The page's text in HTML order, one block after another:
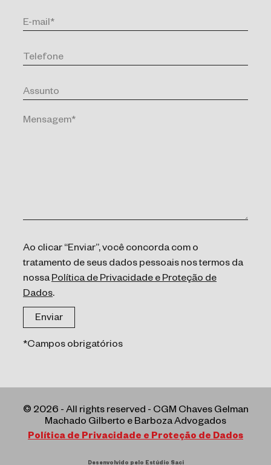
Ao clicar “Enviar”, você concorda com o
tratamento de seus dados pessoais nos termos da
nossaPolítica de Privacidade e Proteção de
Dados.
*Campos obrigatórios
© 2026 - All rights reserved - CGM Chaves Gelman
Machado Gilberto e Barboza Advogados
Política de Privacidade e Proteção de Dados
Desenvolvido pelo Estúdio Saci